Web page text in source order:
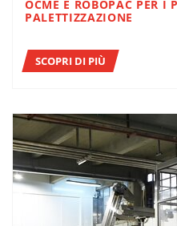
OCME E ROBOPAC PER I PROCESSI DI CONFEZIONAMENTO E
PALETTIZZAZIONE
SCOPRI DI PIÙ